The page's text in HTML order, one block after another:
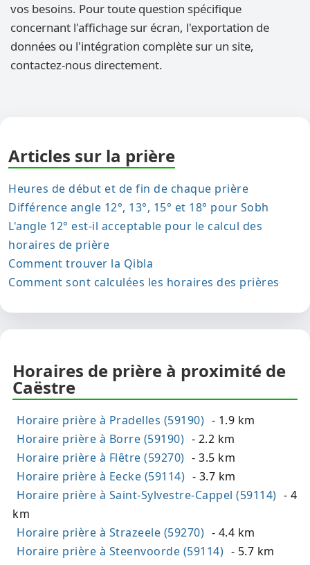
vos besoins. Pour toute question spécifique
concernant l'affichage sur écran, l'exportation de
données ou l'intégration complète sur un site,
contactez-nous directement.
Articles sur la prière
Heures de début et de fin de chaque prière
Différence angle 12°, 13°, 15° et 18° pour Sobh
L'angle 12° est-il acceptable pour le calcul des
horaires de prière
Comment trouver la Qibla
Comment sont calculées les horaires des prières
Horaires de prière à proximité de
Caëstre
Horaire prière à Pradelles (59190) - 1.9 km
Horaire prière à Borre (59190) - 2.2 km
Horaire prière à Flêtre (59270) - 3.5 km
Horaire prière à Eecke (59114) - 3.7 km
Horaire prière à Saint-Sylvestre-Cappel (59114) - 4
km
Horaire prière à Strazeele (59270) - 4.4 km
Horaire prière à Steenvoorde (59114) - 5.7 km